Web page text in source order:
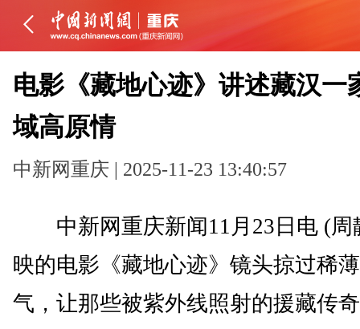
电影《藏地心迹》讲述藏汉一
域高原情
中新网重庆 | 2025-11-23 13:40:57
中新网重庆新闻11月23日电 (周
映的电影《藏地心迹》镜头掠过稀
气，让那些被紫外线照射的援藏传